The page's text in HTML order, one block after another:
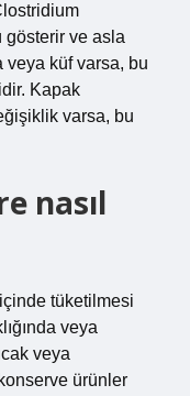
gösterir ve asla
veya küf varsa, bu
Kapak
varsa, bu
nasıl
tüketilmesi
veya
veya
ürünler